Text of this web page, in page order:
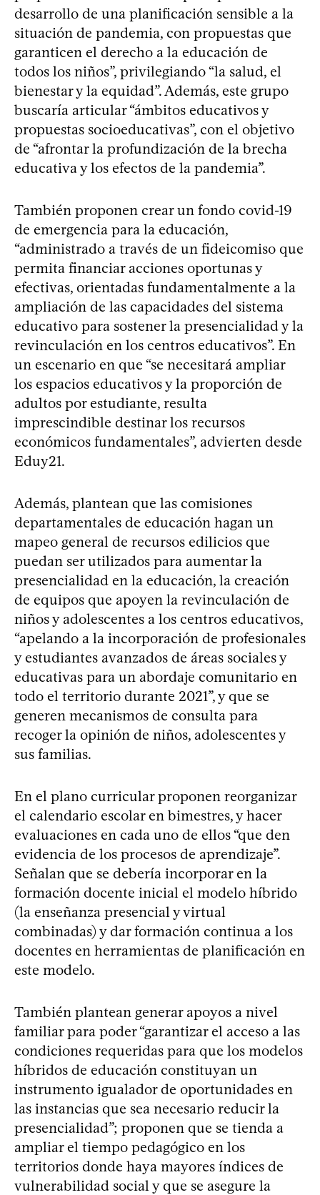
desarrollo de una planificación sensible a la
situación de pandemia, con propuestas que
garanticen el derecho a la educación de
todos los niños”, privilegiando “la salud, el
bienestar y la equidad”. Además, este grupo
buscaría articular “ámbitos educativos y
propuestas socioeducativas”, con el objetivo
de “afrontar la profundización de la brecha
educativa y los efectos de la pandemia”.
También proponen crear un fondo covid-19
de emergencia para la educación,
“administrado a través de un fideicomiso que
permita financiar acciones oportunas y
efectivas, orientadas fundamentalmente a la
ampliación de las capacidades del sistema
educativo para sostener la presencialidad y la
revinculación en los centros educativos”. En
un escenario en que “se necesitará ampliar
los espacios educativos y la proporción de
adultos por estudiante, resulta
imprescindible destinar los recursos
económicos fundamentales”, advierten desde
Eduy21.
Además, plantean que las comisiones
departamentales de educación hagan un
mapeo general de recursos edilicios que
puedan ser utilizados para aumentar la
presencialidad en la educación, la creación
de equipos que apoyen la revinculación de
niños y adolescentes a los centros educativos,
“apelando a la incorporación de profesionales
y estudiantes avanzados de áreas sociales y
educativas para un abordaje comunitario en
todo el territorio durante 2021”, y que se
generen mecanismos de consulta para
recoger la opinión de niños, adolescentes y
sus familias.
En el plano curricular proponen reorganizar
el calendario escolar en bimestres, y hacer
evaluaciones en cada uno de ellos “que den
evidencia de los procesos de aprendizaje”.
Señalan que se debería incorporar en la
formación docente inicial el modelo híbrido
(la enseñanza presencial y virtual
combinadas) y dar formación continua a los
docentes en herramientas de planificación en
este modelo.
También plantean generar apoyos a nivel
familiar para poder “garantizar el acceso a las
condiciones requeridas para que los modelos
híbridos de educación constituyan un
instrumento igualador de oportunidades en
las instancias que sea necesario reducir la
presencialidad”; proponen que se tienda a
ampliar el tiempo pedagógico en los
territorios donde haya mayores índices de
vulnerabilidad social y que se asegure la